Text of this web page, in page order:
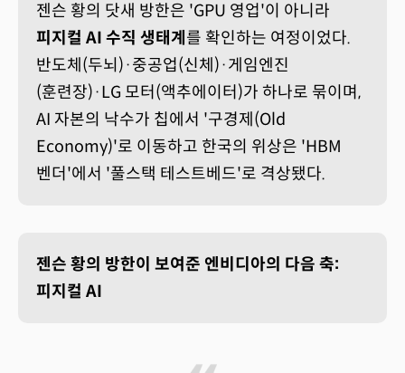
젠슨 황의 닷새 방한은 'GPU 영업'이 아니라
피지컬 AI 수직 생태계 를 확인하는 여정이었다.
반도체(두뇌)·중공업(신체)·게임엔진
(훈련장)·LG 모터(액추에이터)가 하나로 묶이며,
AI 자본의 낙수가 칩에서 '구경제(Old
Economy)'로 이동하고 한국의 위상은 'HBM
벤더'에서 '풀스택 테스트베드'로 격상됐다.
젠슨 황의 방한이 보여준 엔비디아의 다음 축:
피지컬 AI